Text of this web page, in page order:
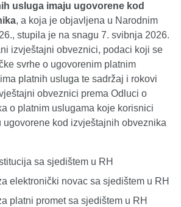
usluga imaju ugovorene kod
, a koja je objavljena u Narodnim
stupila je na snagu 7. svibnja 2026.
izvještajni obveznici, podaci koji se
svrhe o ugovorenim platnim
platnih usluga te sadržaj i rokovi
obveznici prema Odluci o
o platnim uslugama koje korisnici
ugovorene kod izvještajnih obveznika
sa sjedištem u RH
elektronički novac sa sjedištem u RH
platni promet sa sjedištem u RH